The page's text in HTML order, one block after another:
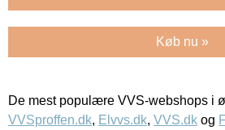
Køb nu »
De mest populære VVS-webshops i
VVSproffen.dk, Elvvs.dk, VVS.dk og